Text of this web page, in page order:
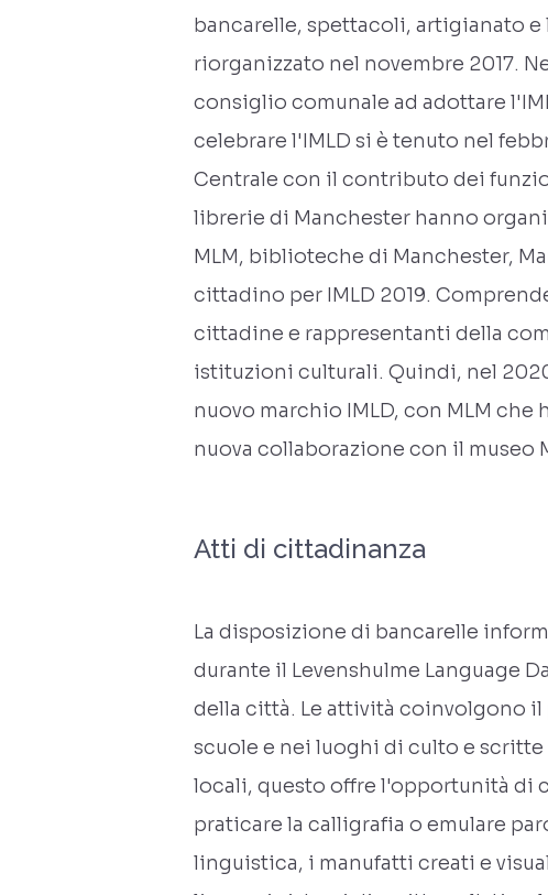
bancarelle, spettacoli, artigianato
riorganizzato nel novembre 2017.
consiglio comunale ad adottare
celebrare l'IMLD si è tenuto nel
Centrale con il contributo dei
librerie di Manchester hanno
MLM, biblioteche di Manchester,
cittadino per IMLD 2019.
cittadine e rappresentanti della
istituzioni culturali. Quindi, nel
nuovo marchio IMLD, con MLM
nuova collaborazione con il museo
Atti di cittadinanza
La disposizione di bancarelle
durante il Levenshulme Language
della città. Le attività coinvolgono
scuole e nei luoghi di culto e
locali, questo offre l'opportunità di
praticare la calligrafia o emulare
linguistica, i manufatti creati e